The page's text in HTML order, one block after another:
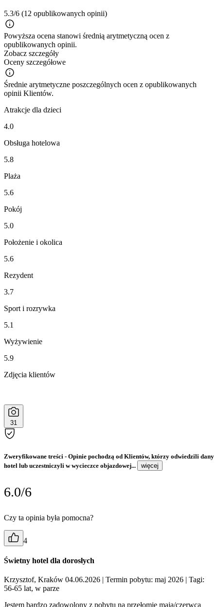
5.3/6 (12 opublikowanych opinii)
Powyższa ocena stanowi średnią arytmetyczną ocen z
opublikowanych opinii.
Zobacz szczegóły
Oceny szczegółowe
Średnie arytmetyczne poszczególnych ocen z opublikowanych
opinii Klientów.
Atrakcje dla dzieci
4.0
Obsługa hotelowa
5.8
Plaża
5.6
Pokój
5.0
Położenie i okolica
5.6
Rezydent
3.7
Sport i rozrywka
5.1
Wyżywienie
5.9
Zdjęcia klientów
31
Zweryfikowane treści - Opinie pochodzą od Klientów, którzy odwiedzili dany
hotel lub uczestniczyli w wycieczce objazdowej...
więcej
6.0/6
Czy ta opinia była pomocna?
4
Świetny hotel dla dorosłych
Krzysztof, Kraków 04.06.2026 | Termin pobytu: maj 2026 | Tagi:
56-65 lat, w parze
Jestem bardzo zadowolony z pobytu na przełomie maja/czerwca